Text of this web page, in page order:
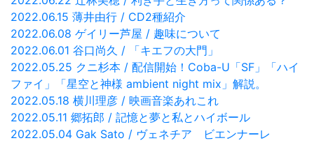
2022.06.15 薄井由行 / CD2種紹介
2022.06.08 ゲイリー芦屋 / 趣味について
2022.06.01 谷口尚久 / 「キエフの大門」
2022.05.25 クニ杉本 / 配信開始！Coba-U「SF」「ハイ
ファイ」「星空と神様 ambient night mix」解説。
2022.05.18 横川理彦 / 映画音楽あれこれ
2022.05.11 郷拓郎 / 記憶と夢と私とハイボール
2022.05.04 Gak Sato / ヴェネチア ビエンナーレ